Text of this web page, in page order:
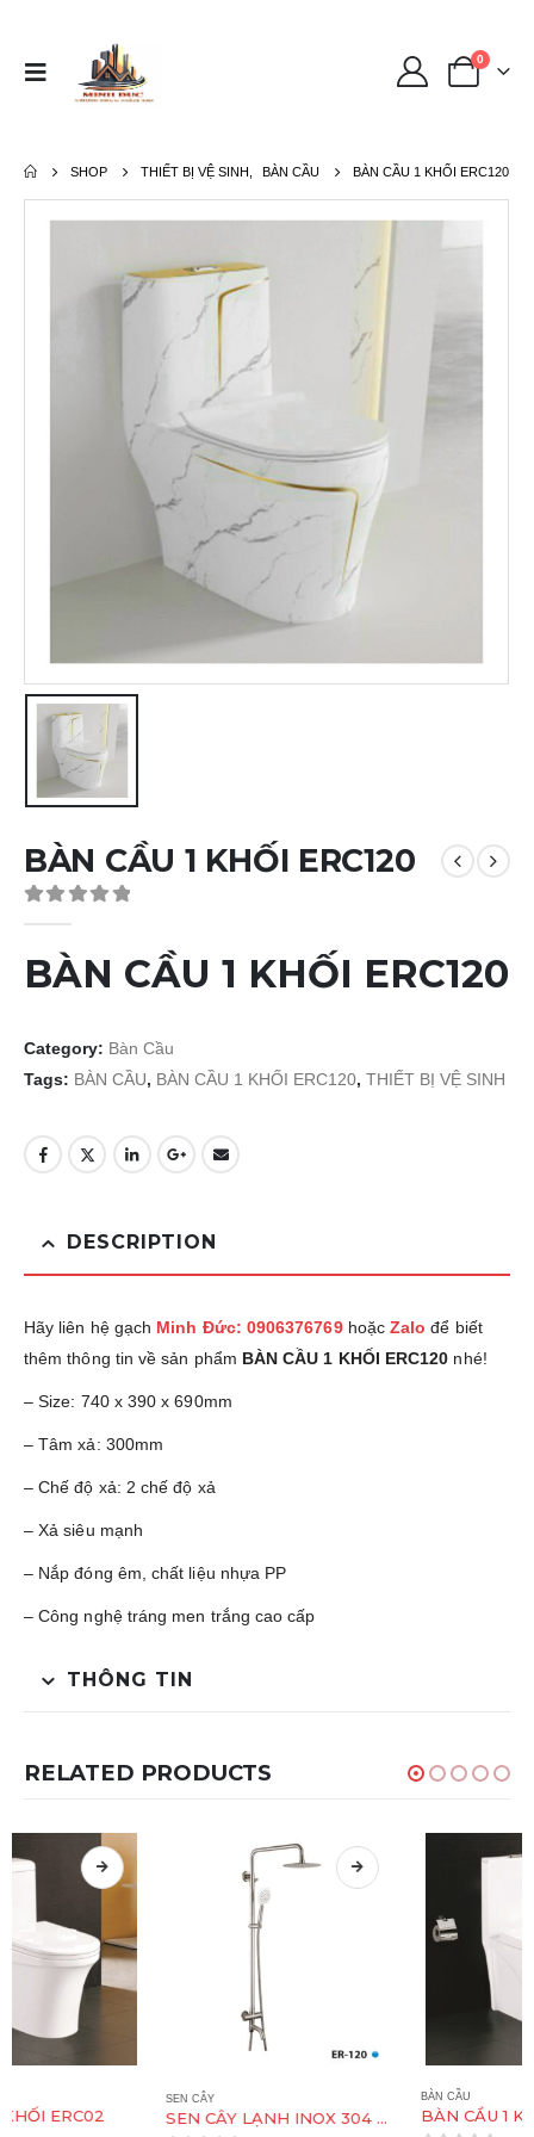
0
SHOP THIẾT BỊ VỆ SINH BÀN CẦU BÀN CẦU 1 KHỐI ERC120
BÀN CẦU 1 KHỐI ERC120
BÀN CẦU 1 KHỐI ERC120
Category: Bàn Cầu
Tags: BÀN CẦU, BÀN CẦU 1 KHỐI ERC120, THIẾT BỊ VỆ SINH
DESCRIPTION
Hãy liên hệ gạch Minh Đức: 0906376769hoặcZalođể biết
thêm thông tin về sản phẩm BÀN CẦU 1 KHỐI ERC120 nhé!
– Size: 740 x 390 x 690mm
– Tâm xả: 300mm
– Chế độ xả: 2 chế độ xả
– Xả siêu mạnh
– Nắp đóng êm, chất liệu nhựa PP
– Công nghệ tráng men trắng cao cấp
THÔNG TIN
RELATED PRODUCTS
SEN CÂY LẠNH INOX 304 TRÒN ER120 BÀN CẦU 1 KHỐI ERC01